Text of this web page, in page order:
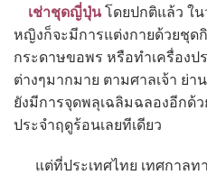
เช่าชุดญี่ปุ่นโดยปกติแล้ว ใ
หญิงก็จะมีการแต่งกายด้วยชุด
กระดาษขอพร หรือทำเครื่องป
ต่างๆมากมาย ตามศาลเจ้า ย่
ยังมีการจุดพลุเฉลิมฉลองอีกด้
ประจำฤดูร้อนเลยทีเดียว
แต่ที่ประเทศไทย เทศกาลท